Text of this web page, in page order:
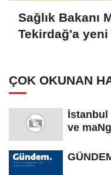
Sağlık Bakanı
Tekirdağ'a yeni
ÇOK OKUNAN
İstanbul
ve